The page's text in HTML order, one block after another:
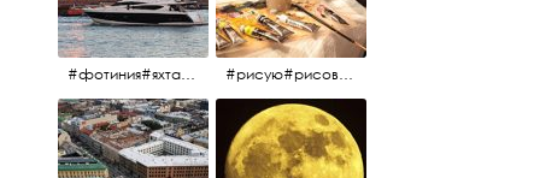
#фотиния#яхтафотиния#дмитриймедведев#медведев#яхта#алыепаруса2013#2013#алыепаруса #нева#санктпетербург #yachtphotinia#yacht #рисую#рисовать#краскихолстмасло#картина#холст#кисточки#палитра#художник#портрет#aplgallery